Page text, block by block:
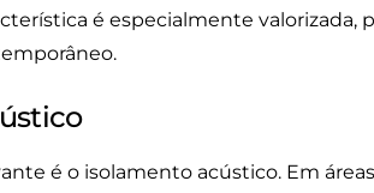
é especialmente
é o isolamento acústico. Em